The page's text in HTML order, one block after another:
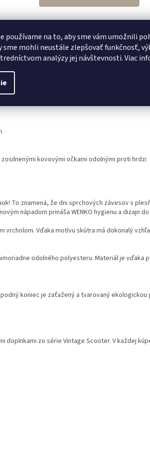
používame na to, aby sme vám umožnili
sme mohli neustále zlepšovať funkčnosť,
analýzy jej návštevnosti. Viac
kovovými očkami odolnými proti hrdzi
To znamená, že dni sprchových závesov s
nápadom prináša WENKO hygienu a dizajn
Vďaka motívu skútra má dokonalý
odolného polyesteru. Materiál je vďaka
koniec je zaťažený a tvarovaný ekologickou
zo série Vintage Scooter. V každej